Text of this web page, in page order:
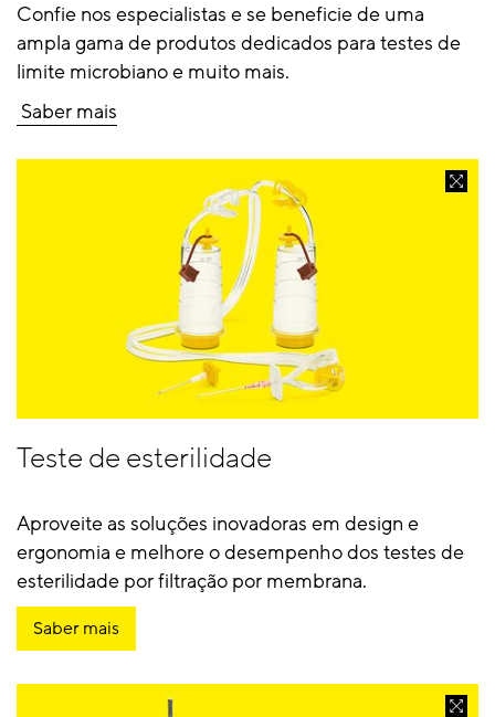
Confie nos especialistas e se beneficie de uma
ampla gama de produtos dedicados para testes de
limite microbiano e muito mais.
Saber mais
Teste de esterilidade
Aproveite as soluções inovadoras em design e
ergonomia e melhore o desempenho dos testes de
esterilidade por filtração por membrana.
Saber mais